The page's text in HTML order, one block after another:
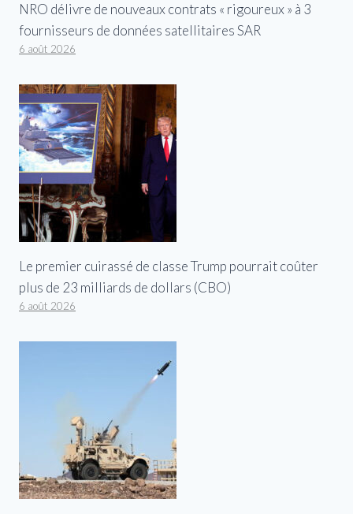
NRO délivre de nouveaux contrats « rigoureux » à 3
fournisseurs de données satellitaires SAR
6 août 2026
Le premier cuirassé de classe Trump pourrait coûter
plus de 23 milliards de dollars (CBO)
6 août 2026